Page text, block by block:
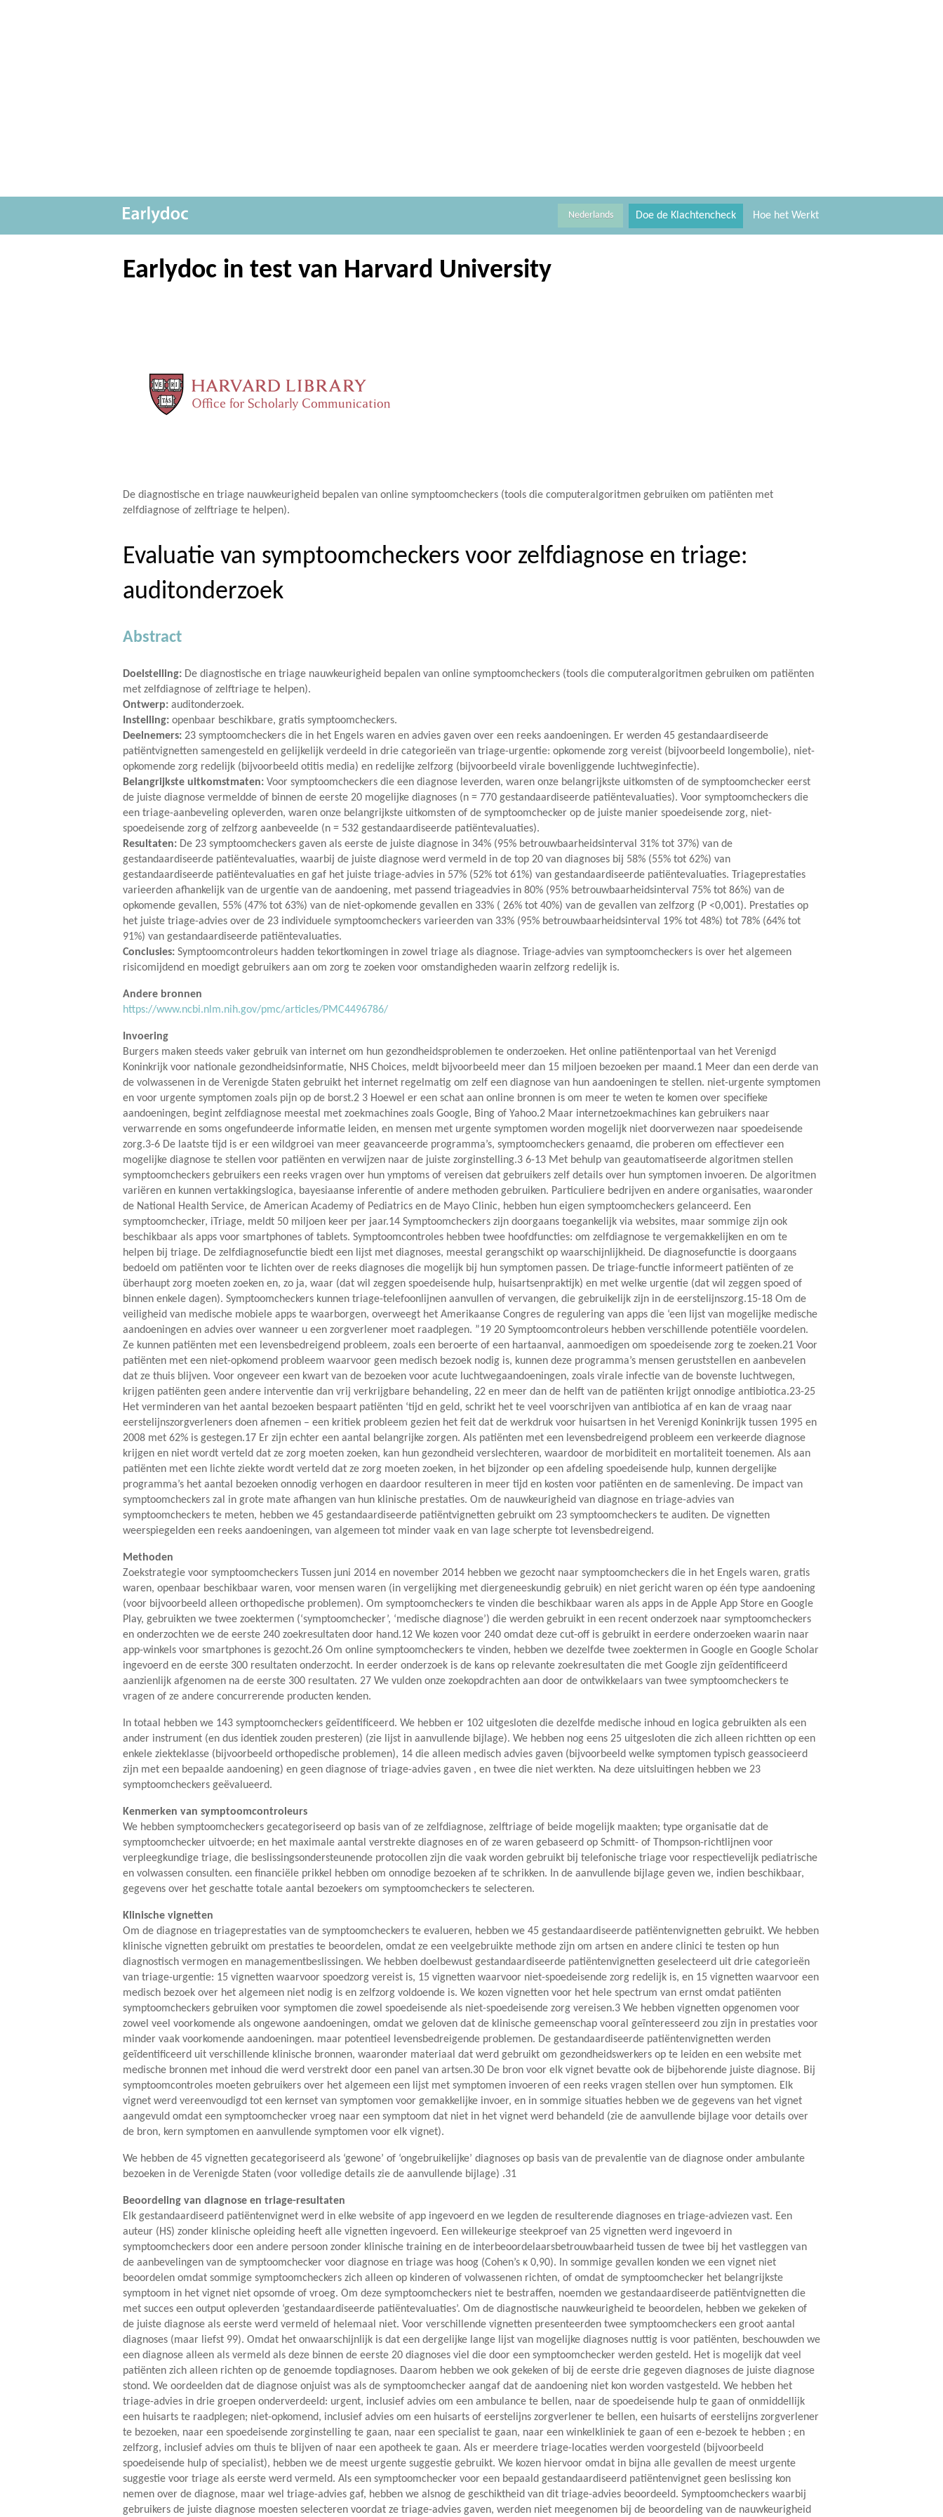
Doe de Klachtencheck Hoe het Werkt
Nederlands
Earlydoc in test van Harvard University
De diagnostische en triage nauwkeurigheid bepalen van online symptoomcheckers (tools die computeralgoritmen gebruiken om patiënten met
zelfdiagnose of zelftriage te helpen).
Evaluatie van symptoomcheckers voor zelfdiagnose en triage:
auditonderzoek
Abstract
Doelstelling: De diagnostische en triage nauwkeurigheid bepalen van online symptoomcheckers (tools die computeralgoritmen gebruiken om patiënten
met zelfdiagnose of zelftriage te helpen).
Ontwerp: auditonderzoek.
Instelling: openbaar beschikbare, gratis symptoomcheckers.
Deelnemers: 23 symptoomcheckers die in het Engels waren en advies gaven over een reeks aandoeningen. Er werden 45 gestandaardiseerde
patiëntvignetten samengesteld en gelijkelijk verdeeld in drie categorieën van triage-urgentie: opkomende zorg vereist (bijvoorbeeld longembolie), niet-
opkomende zorg redelijk (bijvoorbeeld otitis media) en redelijke zelfzorg (bijvoorbeeld virale bovenliggende luchtweginfectie).
Belangrijkste uitkomstmaten: Voor symptoomcheckers die een diagnose leverden, waren onze belangrijkste uitkomsten of de symptoomchecker eerst
de juiste diagnose vermeldde of binnen de eerste 20 mogelijke diagnoses (n = 770 gestandaardiseerde patiëntevaluaties). Voor symptoomcheckers die
een triage-aanbeveling opleverden, waren onze belangrijkste uitkomsten of de symptoomchecker op de juiste manier spoedeisende zorg, niet-
spoedeisende zorg of zelfzorg aanbeveelde (n = 532 gestandaardiseerde patiëntevaluaties).
Resultaten: De 23 symptoomcheckers gaven als eerste de juiste diagnose in 34% (95% betrouwbaarheidsinterval 31% tot 37%) van de
gestandaardiseerde patiëntevaluaties, waarbij de juiste diagnose werd vermeld in de top 20 van diagnoses bij 58% (55% tot 62%) van
gestandaardiseerde patiëntevaluaties en gaf het juiste triage-advies in 57% (52% tot 61%) van gestandaardiseerde patiëntevaluaties. Triageprestaties
varieerden afhankelijk van de urgentie van de aandoening, met passend triageadvies in 80% (95% betrouwbaarheidsinterval 75% tot 86%) van de
opkomende gevallen, 55% (47% tot 63%) van de niet-opkomende gevallen en 33% ( 26% tot 40%) van de gevallen van zelfzorg (P <0,001). Prestaties op
het juiste triage-advies over de 23 individuele symptoomcheckers varieerden van 33% (95% betrouwbaarheidsinterval 19% tot 48%) tot 78% (64% tot
91%) van gestandaardiseerde patiëntevaluaties.
Conclusies: Symptoomcontroleurs hadden tekortkomingen in zowel triage als diagnose. Triage-advies van symptoomcheckers is over het algemeen
risicomijdend en moedigt gebruikers aan om zorg te zoeken voor omstandigheden waarin zelfzorg redelijk is.
Andere bronnen
https://www.ncbi.nlm.nih.gov/pmc/articles/PMC4496786/
Invoering
Burgers maken steeds vaker gebruik van internet om hun gezondheidsproblemen te onderzoeken. Het online patiëntenportaal van het Verenigd
Koninkrijk voor nationale gezondheidsinformatie, NHS Choices, meldt bijvoorbeeld meer dan 15 miljoen bezoeken per maand.1 Meer dan een derde van
de volwassenen in de Verenigde Staten gebruikt het internet regelmatig om zelf een diagnose van hun aandoeningen te stellen. niet-urgente symptomen
en voor urgente symptomen zoals pijn op de borst.2 3 Hoewel er een schat aan online bronnen is om meer te weten te komen over specifieke
aandoeningen, begint zelfdiagnose meestal met zoekmachines zoals Google, Bing of Yahoo.2 Maar internetzoekmachines kan gebruikers naar
verwarrende en soms ongefundeerde informatie leiden, en mensen met urgente symptomen worden mogelijk niet doorverwezen naar spoedeisende
zorg.3-6 De laatste tijd is er een wildgroei van meer geavanceerde programma’s, symptoomcheckers genaamd, die proberen om effectiever een
mogelijke diagnose te stellen voor patiënten en verwijzen naar de juiste zorginstelling.3 6-13 Met behulp van geautomatiseerde algoritmen stellen
symptoomcheckers gebruikers een reeks vragen over hun ymptoms of vereisen dat gebruikers zelf details over hun symptomen invoeren. De algoritmen
variëren en kunnen vertakkingslogica, bayesiaanse inferentie of andere methoden gebruiken. Particuliere bedrijven en andere organisaties, waaronder
de National Health Service, de American Academy of Pediatrics en de Mayo Clinic, hebben hun eigen symptoomcheckers gelanceerd. Een
symptoomchecker, iTriage, meldt 50 miljoen keer per jaar.14 Symptoomcheckers zijn doorgaans toegankelijk via websites, maar sommige zijn ook
beschikbaar als apps voor smartphones of tablets. Symptoomcontroles hebben twee hoofdfuncties: om zelfdiagnose te vergemakkelijken en om te
helpen bij triage. De zelfdiagnosefunctie biedt een lijst met diagnoses, meestal gerangschikt op waarschijnlijkheid. De diagnosefunctie is doorgaans
bedoeld om patiënten voor te lichten over de reeks diagnoses die mogelijk bij hun symptomen passen. De triage-functie informeert patiënten of ze
überhaupt zorg moeten zoeken en, zo ja, waar (dat wil zeggen spoedeisende hulp, huisartsenpraktijk) en met welke urgentie (dat wil zeggen spoed of
binnen enkele dagen). Symptoomcheckers kunnen triage-telefoonlijnen aanvullen of vervangen, die gebruikelijk zijn in de eerstelijnszorg.15-18 Om de
veiligheid van medische mobiele apps te waarborgen, overweegt het Amerikaanse Congres de regulering van apps die ‘een lijst van mogelijke medische
aandoeningen en advies over wanneer u een zorgverlener moet raadplegen. ”19 20 Symptoomcontroleurs hebben verschillende potentiële voordelen.
Ze kunnen patiënten met een levensbedreigend probleem, zoals een beroerte of een hartaanval, aanmoedigen om spoedeisende zorg te zoeken.21 Voor
patiënten met een niet-opkomend probleem waarvoor geen medisch bezoek nodig is, kunnen deze programma’s mensen geruststellen en aanbevelen
dat ze thuis blijven. Voor ongeveer een kwart van de bezoeken voor acute luchtwegaandoeningen, zoals virale infectie van de bovenste luchtwegen,
krijgen patiënten geen andere interventie dan vrij verkrijgbare behandeling, 22 en meer dan de helft van de patiënten krijgt onnodige antibiotica.23-25
Het verminderen van het aantal bezoeken bespaart patiënten ‘tijd en geld, schrikt het te veel voorschrijven van antibiotica af en kan de vraag naar
eerstelijnszorgverleners doen afnemen – een kritiek probleem gezien het feit dat de werkdruk voor huisartsen in het Verenigd Koninkrijk tussen 1995 en
2008 met 62% is gestegen.17 Er zijn echter een aantal belangrijke zorgen. Als patiënten met een levensbedreigend probleem een verkeerde diagnose
krijgen en niet wordt verteld dat ze zorg moeten zoeken, kan hun gezondheid verslechteren, waardoor de morbiditeit en mortaliteit toenemen. Als aan
patiënten met een lichte ziekte wordt verteld dat ze zorg moeten zoeken, in het bijzonder op een afdeling spoedeisende hulp, kunnen dergelijke
programma’s het aantal bezoeken onnodig verhogen en daardoor resulteren in meer tijd en kosten voor patiënten en de samenleving. De impact van
symptoomcheckers zal in grote mate afhangen van hun klinische prestaties. Om de nauwkeurigheid van diagnose en triage-advies van
symptoomcheckers te meten, hebben we 45 gestandaardiseerde patiëntvignetten gebruikt om 23 symptoomcheckers te auditen. De vignetten
weerspiegelden een reeks aandoeningen, van algemeen tot minder vaak en van lage scherpte tot levensbedreigend.
Methoden
Zoekstrategie voor symptoomcheckers Tussen juni 2014 en november 2014 hebben we gezocht naar symptoomcheckers die in het Engels waren, gratis
waren, openbaar beschikbaar waren, voor mensen waren (in vergelijking met diergeneeskundig gebruik) en niet gericht waren op één type aandoening
(voor bijvoorbeeld alleen orthopedische problemen). Om symptoomcheckers te vinden die beschikbaar waren als apps in de Apple App Store en Google
Play, gebruikten we twee zoektermen (‘symptoomchecker’, ‘medische diagnose’) die werden gebruikt in een recent onderzoek naar symptoomcheckers
en onderzochten we de eerste 240 zoekresultaten door hand.12 We kozen voor 240 omdat deze cut-off is gebruikt in eerdere onderzoeken waarin naar
app-winkels voor smartphones is gezocht.26 Om online symptoomcheckers te vinden, hebben we dezelfde twee zoektermen in Google en Google Scholar
ingevoerd en de eerste 300 resultaten onderzocht. In eerder onderzoek is de kans op relevante zoekresultaten die met Google zijn geïdentificeerd
aanzienlijk afgenomen na de eerste 300 resultaten. 27 We vulden onze zoekopdrachten aan door de ontwikkelaars van twee symptoomcheckers te
vragen of ze andere concurrerende producten kenden.
In totaal hebben we 143 symptoomcheckers geïdentificeerd. We hebben er 102 uitgesloten die dezelfde medische inhoud en logica gebruikten als een
ander instrument (en dus identiek zouden presteren) (zie lijst in aanvullende bijlage). We hebben nog eens 25 uitgesloten die zich alleen richtten op een
enkele ziekteklasse (bijvoorbeeld orthopedische problemen), 14 die alleen medisch advies gaven (bijvoorbeeld welke symptomen typisch geassocieerd
zijn met een bepaalde aandoening) en geen diagnose of triage-advies gaven , en twee die niet werkten. Na deze uitsluitingen hebben we 23
symptoomcheckers geëvalueerd.
Kenmerken van symptoomcontroleurs
We hebben symptoomcheckers gecategoriseerd op basis van of ze zelfdiagnose, zelftriage of beide mogelijk maakten; type organisatie dat de
symptoomchecker uitvoerde; en het maximale aantal verstrekte diagnoses en of ze waren gebaseerd op Schmitt- of Thompson-richtlijnen voor
verpleegkundige triage, die beslissingsondersteunende protocollen zijn die vaak worden gebruikt bij telefonische triage voor respectievelijk pediatrische
en volwassen consulten. een financiële prikkel hebben om onnodige bezoeken af te schrikken. In de aanvullende bijlage geven we, indien beschikbaar,
gegevens over het geschatte totale aantal bezoekers om symptoomcheckers te selecteren.
Klinische vignetten
Om de diagnose en triageprestaties van de symptoomcheckers te evalueren, hebben we 45 gestandaardiseerde patiëntenvignetten gebruikt. We hebben
klinische vignetten gebruikt om prestaties te beoordelen, omdat ze een veelgebruikte methode zijn om artsen en andere clinici te testen op hun
diagnostisch vermogen en managementbeslissingen. We hebben doelbewust gestandaardiseerde patiëntenvignetten geselecteerd uit drie categorieën
van triage-urgentie: 15 vignetten waarvoor spoedzorg vereist is, 15 vignetten waarvoor niet-spoedeisende zorg redelijk is, en 15 vignetten waarvoor een
medisch bezoek over het algemeen niet nodig is en zelfzorg voldoende is. We kozen vignetten voor het hele spectrum van ernst omdat patiënten
symptoomcheckers gebruiken voor symptomen die zowel spoedeisende als niet-spoedeisende zorg vereisen.3 We hebben vignetten opgenomen voor
zowel veel voorkomende als ongewone aandoeningen, omdat we geloven dat de klinische gemeenschap vooral geïnteresseerd zou zijn in prestaties voor
minder vaak voorkomende aandoeningen. maar potentieel levensbedreigende problemen. De gestandaardiseerde patiëntenvignetten werden
geïdentificeerd uit verschillende klinische bronnen, waaronder materiaal dat werd gebruikt om gezondheidswerkers op te leiden en een website met
medische bronnen met inhoud die werd verstrekt door een panel van artsen.30 De bron voor elk vignet bevatte ook de bijbehorende juiste diagnose. Bij
symptoomcontroles moeten gebruikers over het algemeen een lijst met symptomen invoeren of een reeks vragen stellen over hun symptomen. Elk
vignet werd vereenvoudigd tot een kernset van symptomen voor gemakkelijke invoer, en in sommige situaties hebben we de gegevens van het vignet
aangevuld omdat een symptoomchecker vroeg naar een symptoom dat niet in het vignet werd behandeld (zie de aanvullende bijlage voor details over
de bron, kern symptomen en aanvullende symptomen voor elk vignet).
We hebben de 45 vignetten gecategoriseerd als ‘gewone’ of ‘ongebruikelijke’ diagnoses op basis van de prevalentie van de diagnose onder ambulante
bezoeken in de Verenigde Staten (voor volledige details zie de aanvullende bijlage) .31
Beoordeling van diagnose en triage-resultaten
Elk gestandaardiseerd patiëntenvignet werd in elke website of app ingevoerd en we legden de resulterende diagnoses en triage-adviezen vast. Een
auteur (HS) zonder klinische opleiding heeft alle vignetten ingevoerd. Een willekeurige steekproef van 25 vignetten werd ingevoerd in
symptoomcheckers door een andere persoon zonder klinische training en de interbeoordelaarsbetrouwbaarheid tussen de twee bij het vastleggen van
de aanbevelingen van de symptoomchecker voor diagnose en triage was hoog (Cohen’s κ 0,90). In sommige gevallen konden we een vignet niet
beoordelen omdat sommige symptoomcheckers zich alleen op kinderen of volwassenen richten, of omdat de symptoomchecker het belangrijkste
symptoom in het vignet niet opsomde of vroeg. Om deze symptoomcheckers niet te bestraffen, noemden we gestandaardiseerde patiëntvignetten die
met succes een output opleverden ‘gestandaardiseerde patiëntevaluaties’. Om de diagnostische nauwkeurigheid te beoordelen, hebben we gekeken of
de juiste diagnose als eerste werd vermeld of helemaal niet. Voor verschillende vignetten presenteerden twee symptoomcheckers een groot aantal
diagnoses (maar liefst 99). Omdat het onwaarschijnlijk is dat een dergelijke lange lijst van mogelijke diagnoses nuttig is voor patiënten, beschouwden we
een diagnose alleen als vermeld als deze binnen de eerste 20 diagnoses viel die door een symptoomchecker werden gesteld. Het is mogelijk dat veel
patiënten zich alleen richten op de genoemde topdiagnoses. Daarom hebben we ook gekeken of bij de eerste drie gegeven diagnoses de juiste diagnose
stond. We oordeelden dat de diagnose onjuist was als de symptoomchecker aangaf dat de aandoening niet kon worden vastgesteld. We hebben het
triage-advies in drie groepen onderverdeeld: urgent, inclusief advies om een ambulance te bellen, naar de spoedeisende hulp te gaan of onmiddellijk
een huisarts te raadplegen; niet-opkomend, inclusief advies om een huisarts of eerstelijns zorgverlener te bellen, een huisarts of eerstelijns zorgverlener
te bezoeken, naar een spoedeisende zorginstelling te gaan, naar een specialist te gaan, naar een winkelkliniek te gaan of een e-bezoek te hebben ; en
zelfzorg, inclusief advies om thuis te blijven of naar een apotheek te gaan. Als er meerdere triage-locaties werden voorgesteld (bijvoorbeeld
spoedeisende hulp of specialist), hebben we de meest urgente suggestie gebruikt. We kozen hiervoor omdat in bijna alle gevallen de meest urgente
suggestie voor triage als eerste werd vermeld. Als een symptoomchecker voor een bepaald gestandaardiseerd patiëntenvignet geen beslissing kon
nemen over de diagnose, maar wel triage-advies gaf, hebben we alsnog de geschiktheid van dit triage-advies beoordeeld. Symptoomcheckers waarbij
gebruikers de juiste diagnose moesten selecteren voordat ze triage-advies gaven, werden niet meegenomen bij de beoordeling van de nauwkeurigheid